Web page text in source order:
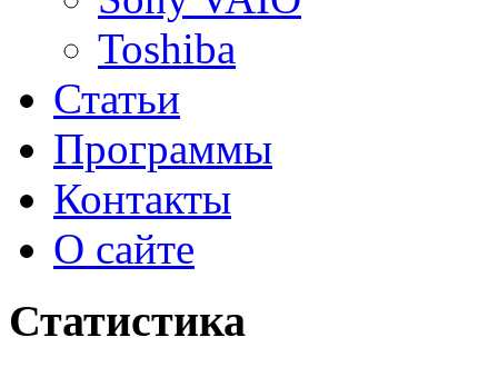
Toshiba
Статьи
Программы
Контакты
О сайте
Статистика